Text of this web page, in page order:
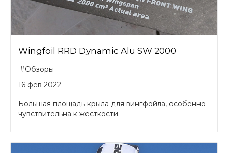
Wingfoil RRD Dynamic Alu SW 2000
#Обзоры
16 фев 2022
Большая площадь крыла для вингфойла, особенно
чувствительна к жесткости.